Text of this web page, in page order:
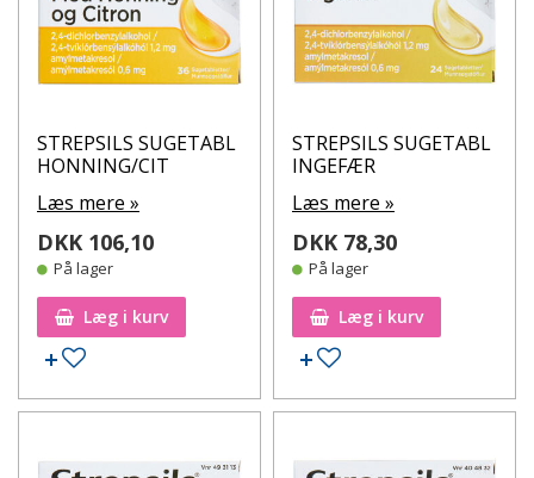
STREPSILS SUGETABL
HONNING/CIT
Læs mere »
DKK 106,10
På lager
Læg i kurv
Tilføj til ønskeseddel
STREPSILS SUGETABL
INGEFÆR
Læs mere »
DKK 78,30
På lager
Læg i kurv
Tilføj til ønskeseddel